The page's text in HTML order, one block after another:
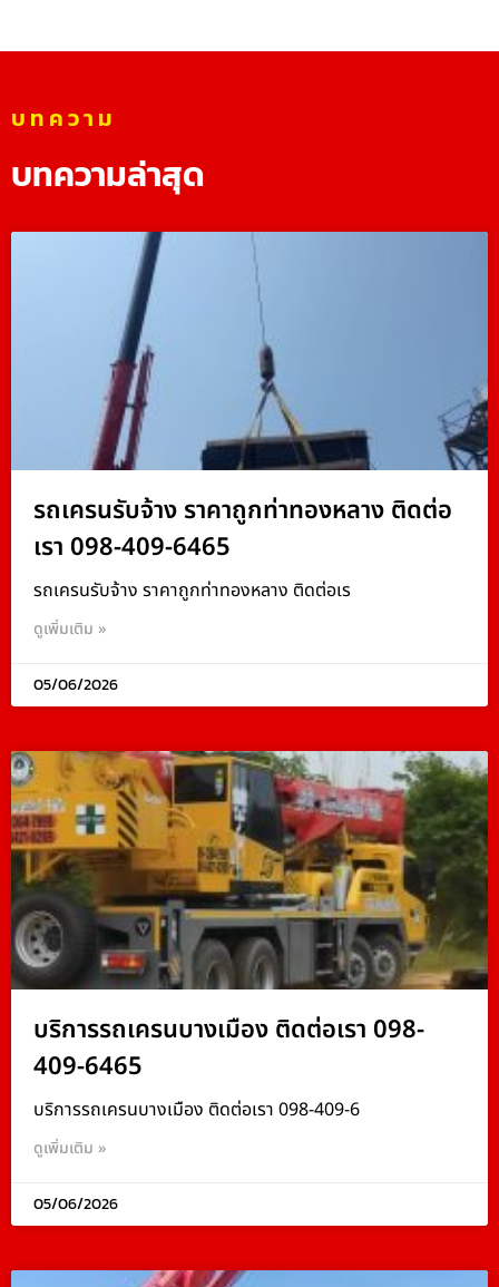
บทความ
บทความล่าสุด
รถเครนรับจ้าง ราคาถูกท่าทองหลาง ติดต่อ
เรา 098-409-6465
รถเครนรับจ้าง ราคาถูกท่าทองหลาง ติดต่อเร
ดูเพิ่มเติม »
05/06/2026
บริการรถเครนบางเมือง ติดต่อเรา 098-
409-6465
บริการรถเครนบางเมือง ติดต่อเรา 098-409-6
ดูเพิ่มเติม »
05/06/2026